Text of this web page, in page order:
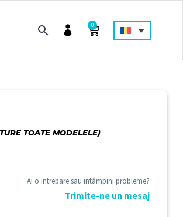
0
TOATE MODELELE)
Ai o intrebare sau intâmpini probleme?
Trimite-ne un mesaj